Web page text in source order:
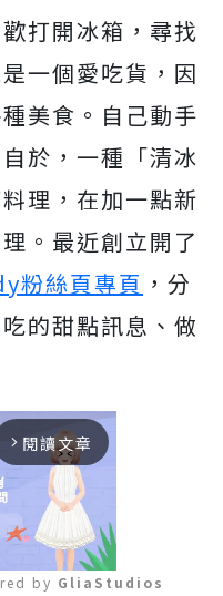
打開冰箱，尋找
一個愛吃貨，因
美食。自己動手
於，一種「清冰
理，在加一點新
。最近創立開了
粉絲頁專頁 ，分
的甜點訊息、做
arrow_forward_ios 閱讀文章
by GliaStudios